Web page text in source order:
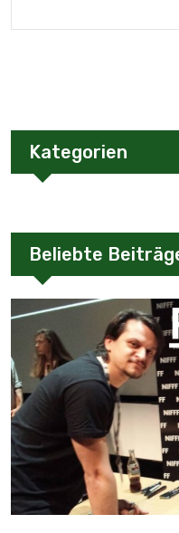
Kategorien
Beliebte